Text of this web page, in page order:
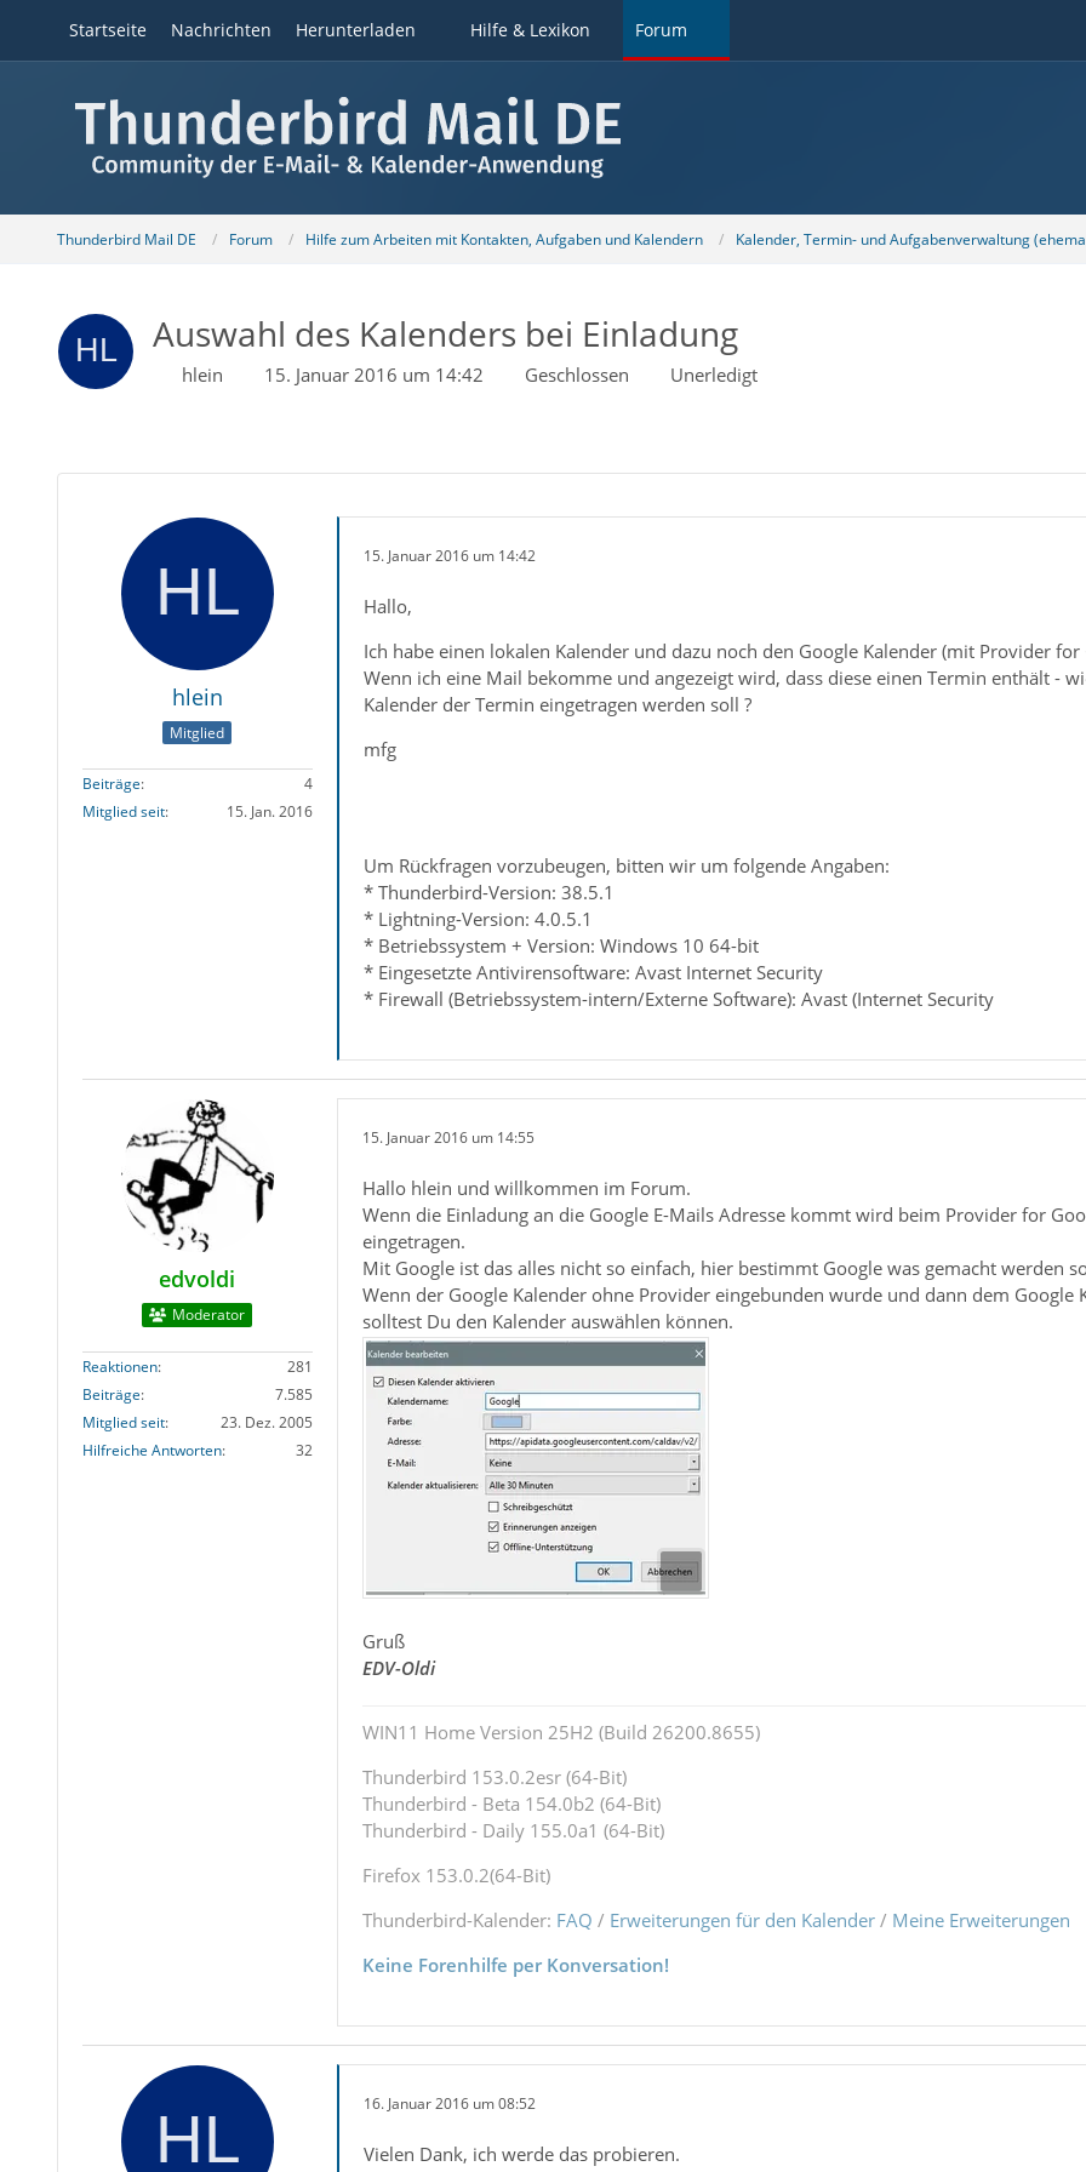
Startseite Nachrichten Herunterladen Hilfe & Lexikon Forum
Thunderbird Mail DE Forum Hilfe zum Arbeiten mit Kontakten, Aufgaben und Kalendern Kalender, Termin- und Aufgabenverwaltung
Auswahl des Kalenders bei Einladung
hlein 15. Januar 2016 um 14:42 Geschlossen Unerledigt
hlein
Mitglied
Beiträge
4
Mitglied seit
15. Jan. 2016
15. Januar 2016 um 14:42
Hallo,
Ich habe einen lokalen Kalender und dazu noch den Google Kalender (mit Provider for
Wenn ich eine Mail bekomme und angezeigt wird, dass diese einen Termin enthält -
Kalender der Termin eingetragen werden soll ?
mfg
Um Rückfragen vorzubeugen, bitten wir um folgende Angaben:
* Thunderbird-Version: 38.5.1
* Lightning-Version: 4.0.5.1
* Betriebssystem + Version: Windows 10 64-bit
* Eingesetzte Antivirensoftware: Avast Internet Security
* Firewall (Betriebssystem-intern/Externe Software): Avast (Internet Security
edvoldi
Moderator
Reaktionen
281
Beiträge
7.585
Mitglied seit
23. Dez. 2005
Hilfreiche Antworten
32
15. Januar 2016 um 14:55
Hallo hlein und willkommen im Forum.
Wenn die Einladung an die Google E-Mails Adresse kommt wird beim Provider for
eingetragen.
Mit Google ist das alles nicht so einfach, hier bestimmt Google was gemacht werden
Wenn der Google Kalender ohne Provider eingebunden wurde und dann dem Google
solltest Du den Kalender auswählen können.
Gruß
EDV-Oldi
WIN11 Home Version 25H2 (Build 26200.8655)
Thunderbird 153.0.2esr (64-Bit)
Thunderbird - Beta 154.0b2 (64-Bit)
Thunderbird - Daily 155.0a1 (64-Bit)
Firefox 153.0.2(64-Bit)
Thunderbird-Kalender: FAQ / Erweiterungen für den Kalender/ Meine Erweiterungen
Keine Forenhilfe per Konversation!
16. Januar 2016 um 08:52
Vielen Dank, ich werde das probieren.